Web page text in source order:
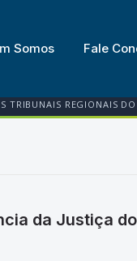
Somos Fale
TRIBUNAIS REGIONAIS
da Justiça